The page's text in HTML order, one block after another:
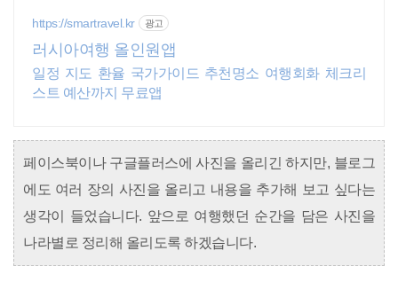
https://smartravel.kr 광고
러시아여행 올인원앱
일정 지도 환율 국가가이드 추천명소 여행회화 체크리
스트 예산까지 무료앱
페이스북이나 구글플러스에 사진을 올리긴 하지만, 블로그
에도 여러 장의 사진을 올리고 내용을 추가해 보고 싶다는
생각이 들었습니다. 앞으로 여행했던 순간을 담은 사진을
나라별로 정리해 올리도록 하겠습니다.